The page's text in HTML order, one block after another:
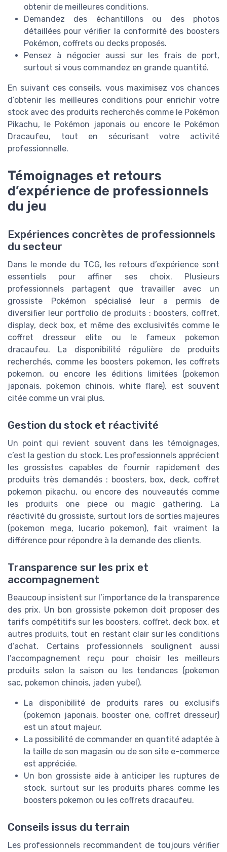
obtenir de meilleures conditions.
Demandez des échantillons ou des photos
détaillées pour vérifier la conformité des boosters
Pokémon, coffrets ou decks proposés.
Pensez à négocier aussi sur les frais de port,
surtout si vous commandez en grande quantité.
En suivant ces conseils, vous maximisez vos chances
d’obtenir les meilleures conditions pour enrichir votre
stock avec des produits recherchés comme le Pokémon
Pikachu, le Pokémon japonais ou encore le Pokémon
Dracaufeu, tout en sécurisant votre activité
professionnelle.
Témoignages et retours
d’expérience de professionnels
du jeu
Expériences concrètes de professionnels
du secteur
Dans le monde du TCG, les retours d’expérience sont
essentiels pour affiner ses choix. Plusieurs
professionnels partagent que travailler avec un
grossiste Pokémon spécialisé leur a permis de
diversifier leur portfolio de produits : boosters, coffret,
display, deck box, et même des exclusivités comme le
coffret dresseur elite ou le fameux pokemon
dracaufeu. La disponibilité régulière de produits
recherchés, comme les boosters pokemon, les coffrets
pokemon, ou encore les éditions limitées (pokemon
japonais, pokemon chinois, white flare), est souvent
citée comme un vrai plus.
Gestion du stock et réactivité
Un point qui revient souvent dans les témoignages,
c’est la gestion du stock. Les professionnels apprécient
les grossistes capables de fournir rapidement des
produits très demandés : boosters, box, deck, coffret
pokemon pikachu, ou encore des nouveautés comme
les produits one piece ou magic gathering. La
réactivité du grossiste, surtout lors de sorties majeures
(pokemon mega, lucario pokemon), fait vraiment la
différence pour répondre à la demande des clients.
Transparence sur les prix et
accompagnement
Beaucoup insistent sur l’importance de la transparence
des prix. Un bon grossiste pokemon doit proposer des
tarifs compétitifs sur les boosters, coffret, deck box, et
autres produits, tout en restant clair sur les conditions
d’achat. Certains professionnels soulignent aussi
l’accompagnement reçu pour choisir les meilleurs
produits selon la saison ou les tendances (pokemon
sac, pokemon chinois, jaden yubel).
La disponibilité de produits rares ou exclusifs
(pokemon japonais, booster one, coffret dresseur)
est un atout majeur.
La possibilité de commander en quantité adaptée à
la taille de son magasin ou de son site e-commerce
est appréciée.
Un bon grossiste aide à anticiper les ruptures de
stock, surtout sur les produits phares comme les
boosters pokemon ou les coffrets dracaufeu.
Conseils issus du terrain
Les professionnels recommandent de toujours vérifier